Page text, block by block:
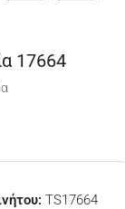
17664
TS17664